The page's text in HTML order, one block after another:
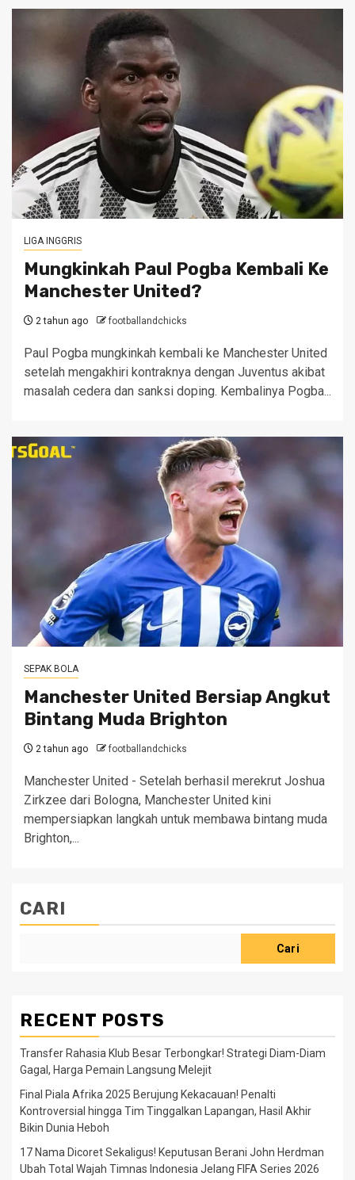
LIGA INGGRIS
Mungkinkah Paul Pogba Kembali Ke
Manchester United?
2 tahun ago footballandchicks
Paul Pogba mungkinkah kembali ke Manchester United ​
setelah mengakhiri kontraknya dengan Juventus akibat
masalah cedera dan sanksi doping. Kembalinya Pogba...
SEPAK BOLA
Manchester United Bersiap Angkut
Bintang Muda Brighton
2 tahun ago footballandchicks
Manchester United - Setelah berhasil merekrut Joshua
Zirkzee dari Bologna, ​Manchester United kini
mempersiapkan langkah untuk membawa bintang muda
Brighton,...
CARI
Cari
RECENT POSTS
Transfer Rahasia Klub Besar Terbongkar! Strategi Diam-Diam
Gagal, Harga Pemain Langsung Melejit
Final Piala Afrika 2025 Berujung Kekacauan! Penalti
Kontroversial hingga Tim Tinggalkan Lapangan, Hasil Akhir
Bikin Dunia Heboh
17 Nama Dicoret Sekaligus! Keputusan Berani John Herdman
Ubah Total Wajah Timnas Indonesia Jelang FIFA Series 2026